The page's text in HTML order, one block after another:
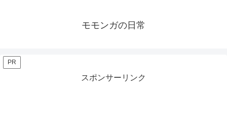
モモンガの日常
PR
スポンサーリンク